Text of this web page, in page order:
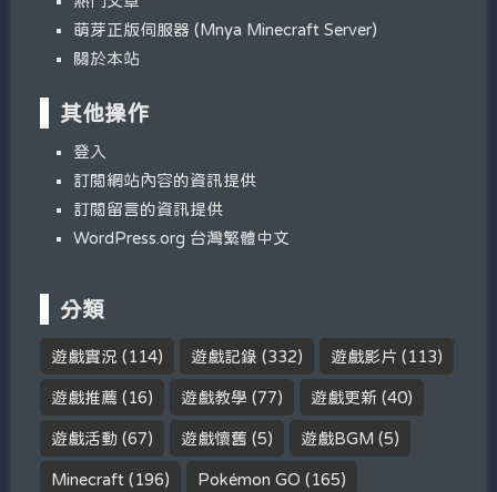
萌芽正版伺服器 (Mnya Minecraft Server)
關於本站
其他操作
登入
訂閱網站內容的資訊提供
訂閱留言的資訊提供
WordPress.org 台灣繁體中文
分類
遊戲實況 (114) 遊戲記錄 (332) 遊戲影片 (113)
遊戲推薦 (16) 遊戲教學 (77) 遊戲更新 (40)
遊戲活動 (67) 遊戲懷舊 (5) 遊戲BGM (5)
Minecraft (196) Pokémon GO (165)